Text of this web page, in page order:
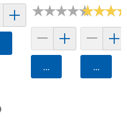
★★★★★
★★★★★
Agregar
★★★
★★★